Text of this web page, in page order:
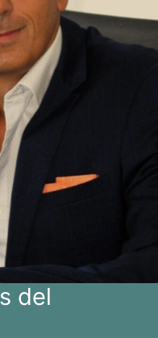
del